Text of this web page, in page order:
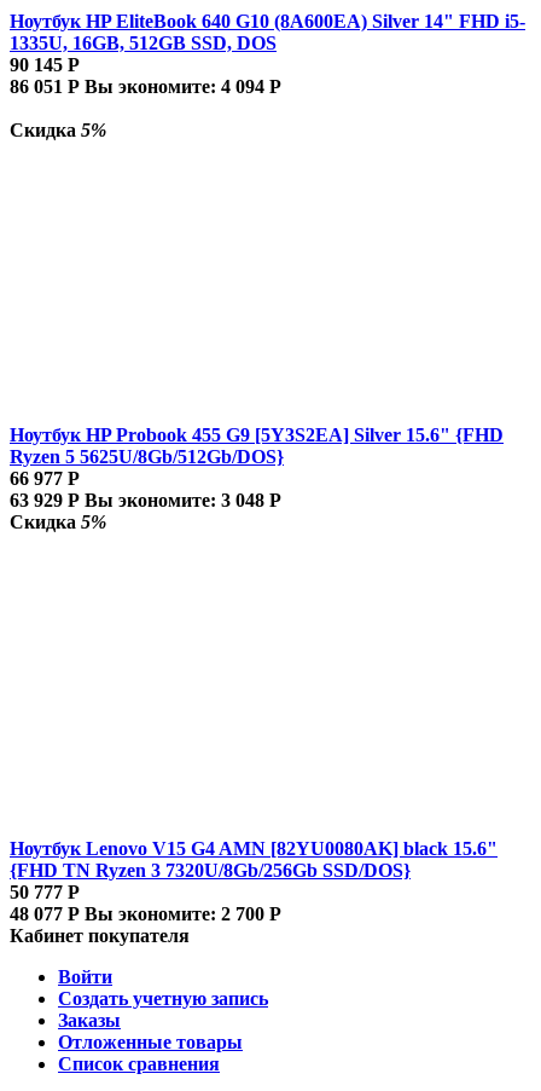
Ноутбук HP EliteBook 640 G10 (8A600EA) Silver 14" FHD i5-
1335U, 16GB, 512GB SSD, DOS
90 145 Р
86 051 Р Вы экономите: 4 094 Р
Скидка 5%
Ноутбук HP Probook 455 G9 [5Y3S2EA] Silver 15.6" {FHD
Ryzen 5 5625U/8Gb/512Gb/DOS}
66 977 Р
63 929 Р Вы экономите: 3 048 Р
Скидка 5%
Ноутбук Lenovo V15 G4 AMN [82YU0080AK] black 15.6"
{FHD TN Ryzen 3 7320U/8Gb/256Gb SSD/DOS}
50 777 Р
48 077 Р Вы экономите: 2 700 Р
Кабинет покупателя
Войти
Создать учетную запись
Заказы
Отложенные товары
Список сравнения